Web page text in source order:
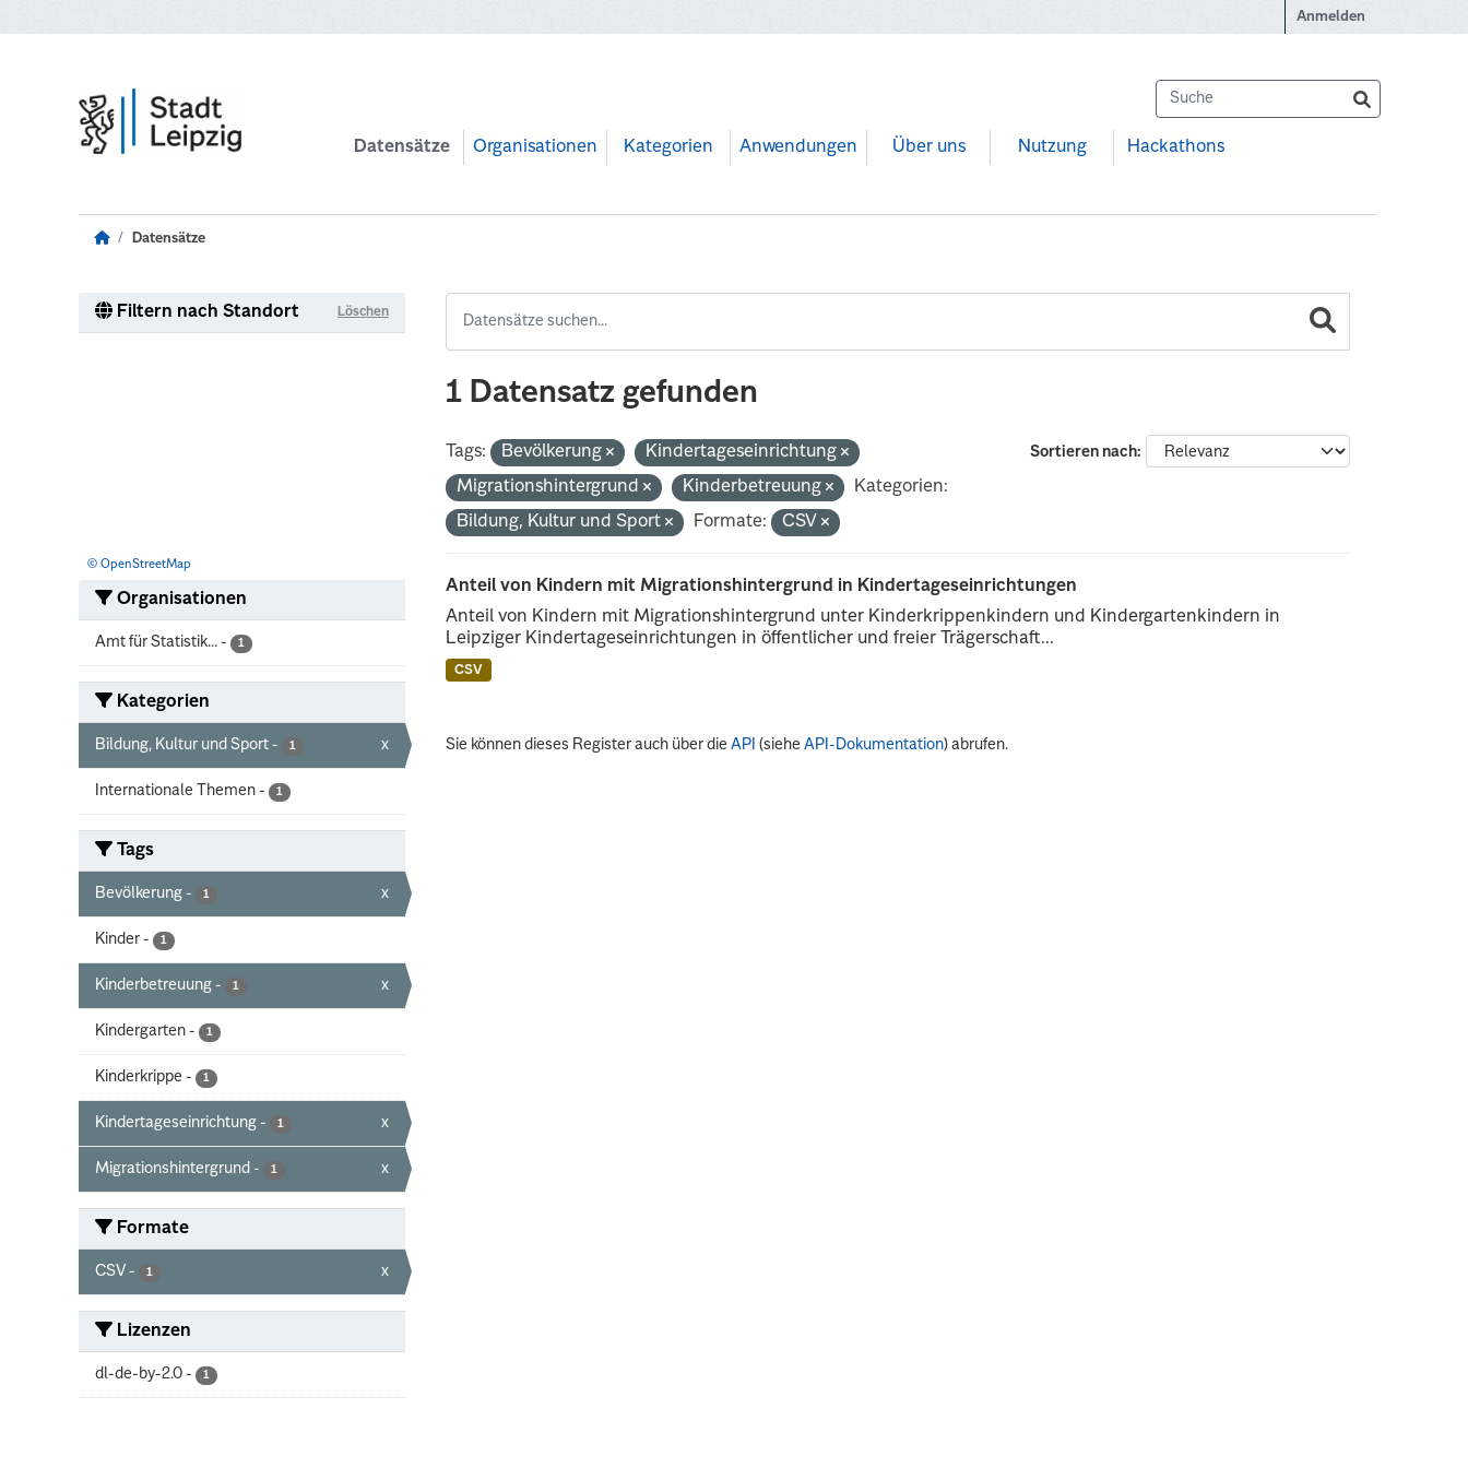
Anmelden
Datensätze Organisationen Kategorien Anwendungen Über uns Nutzung Hackathons
Datensätze
Filtern nach Standort Löschen
© OpenStreetMap
Organisationen
Amt für Statistik... - 1
Kategorien
Bildung, Kultur und Sport - 1 x
Internationale Themen - 1
Tags
Bevölkerung - 1 x
Kinder - 1
Kinderbetreuung - 1 x
Kindergarten - 1
Kinderkrippe - 1
Kindertageseinrichtung - 1 x
Migrationshintergrund - 1 x
Formate
CSV - 1 x
Lizenzen
dl-de-by-2.0 - 1
1 Datensatz gefunden
Sortieren nach
Tags: Bevölkerung
Kindertageseinrichtung
Migrationshintergrund
Kinderbetreuung
Kategorien:
Bildung, Kultur und Sport
Formate: CSV
Anteil von Kindern mit Migrationshintergrund in Kindertageseinrichtungen
Anteil von Kindern mit Migrationshintergrund unter Kinderkrippenkindern und Kindergartenkindern in
Leipziger Kindertageseinrichtungen in öffentlicher und freier Trägerschaft...
CSV
Sie können dieses Register auch über dieAPI (sieheAPI-Dokumentation) abrufen.